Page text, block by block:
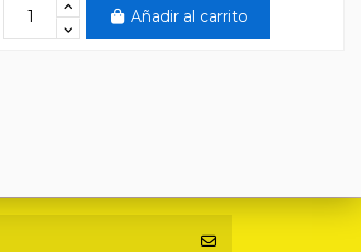
Añadir al carrito